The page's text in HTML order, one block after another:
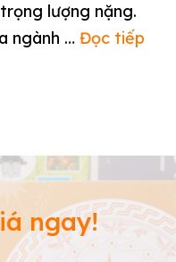
lượng nặng.
ngành … Đọc tiếp
ngay!